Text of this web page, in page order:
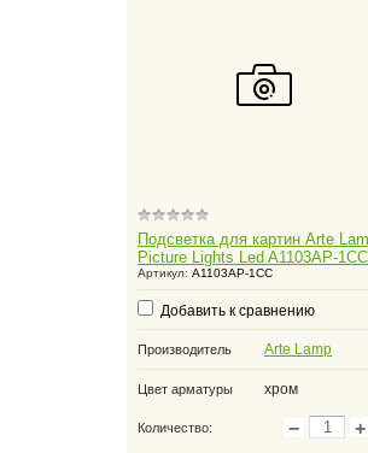
Подсветка для картин Arte
Picture Lights Led A1103AP-1CC
Артикул: A1103AP-1CC
Добавить к сравнению
Производитель Arte Lamp
Цвет арматуры хром
Количество: − +